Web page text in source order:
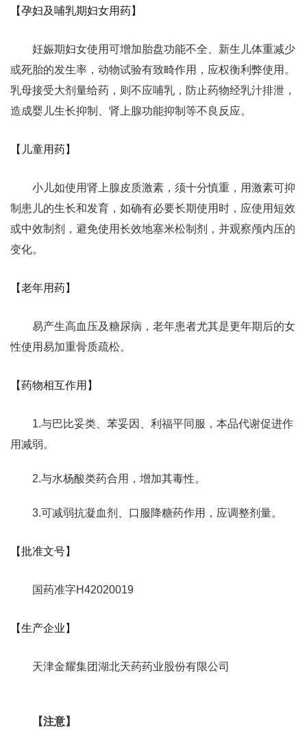
【孕妇及哺乳期妇女用药】
妊娠期妇女使用可增加胎盘功能不全、新生儿体重减少
或死胎的发生率，动物试验有致畸作用，应权衡利弊使用。
乳母接受大剂量给药，则不应哺乳，防止药物经乳汁排泄，
造成婴儿生长抑制、肾上腺功能抑制等不良反应。
【儿童用药】
小儿如使用肾上腺皮质激素，须十分慎重，用激素可抑
制患儿的生长和发育，如确有必要长期使用时，应使用短效
或中效制剂，避免使用长效地塞米松制剂，并观察颅内压的
变化。
【老年用药】
易产生高血压及糖尿病，老年患者尤其是更年期后的女
性使用易加重骨质疏松。
【药物相互作用】
1.与巴比妥类、苯妥因、利福平同服，本品代谢促进作
用减弱。
2.与水杨酸类药合用，增加其毒性。
3.可减弱抗凝血剂、口服降糖药作用，应调整剂量。
【批准文号】
国药准字H42020019
【生产企业】
天津金耀集团湖北天药药业股份有限公司
【注意】